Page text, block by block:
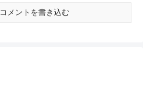
コメントを書き込む